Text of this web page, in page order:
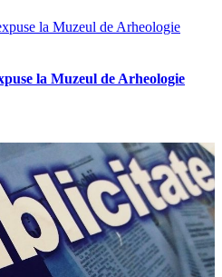
la Muzeul de Arheologie